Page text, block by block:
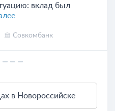
вклад был
Совкомбанк
Все отзывы о вкладах в Новороссийске